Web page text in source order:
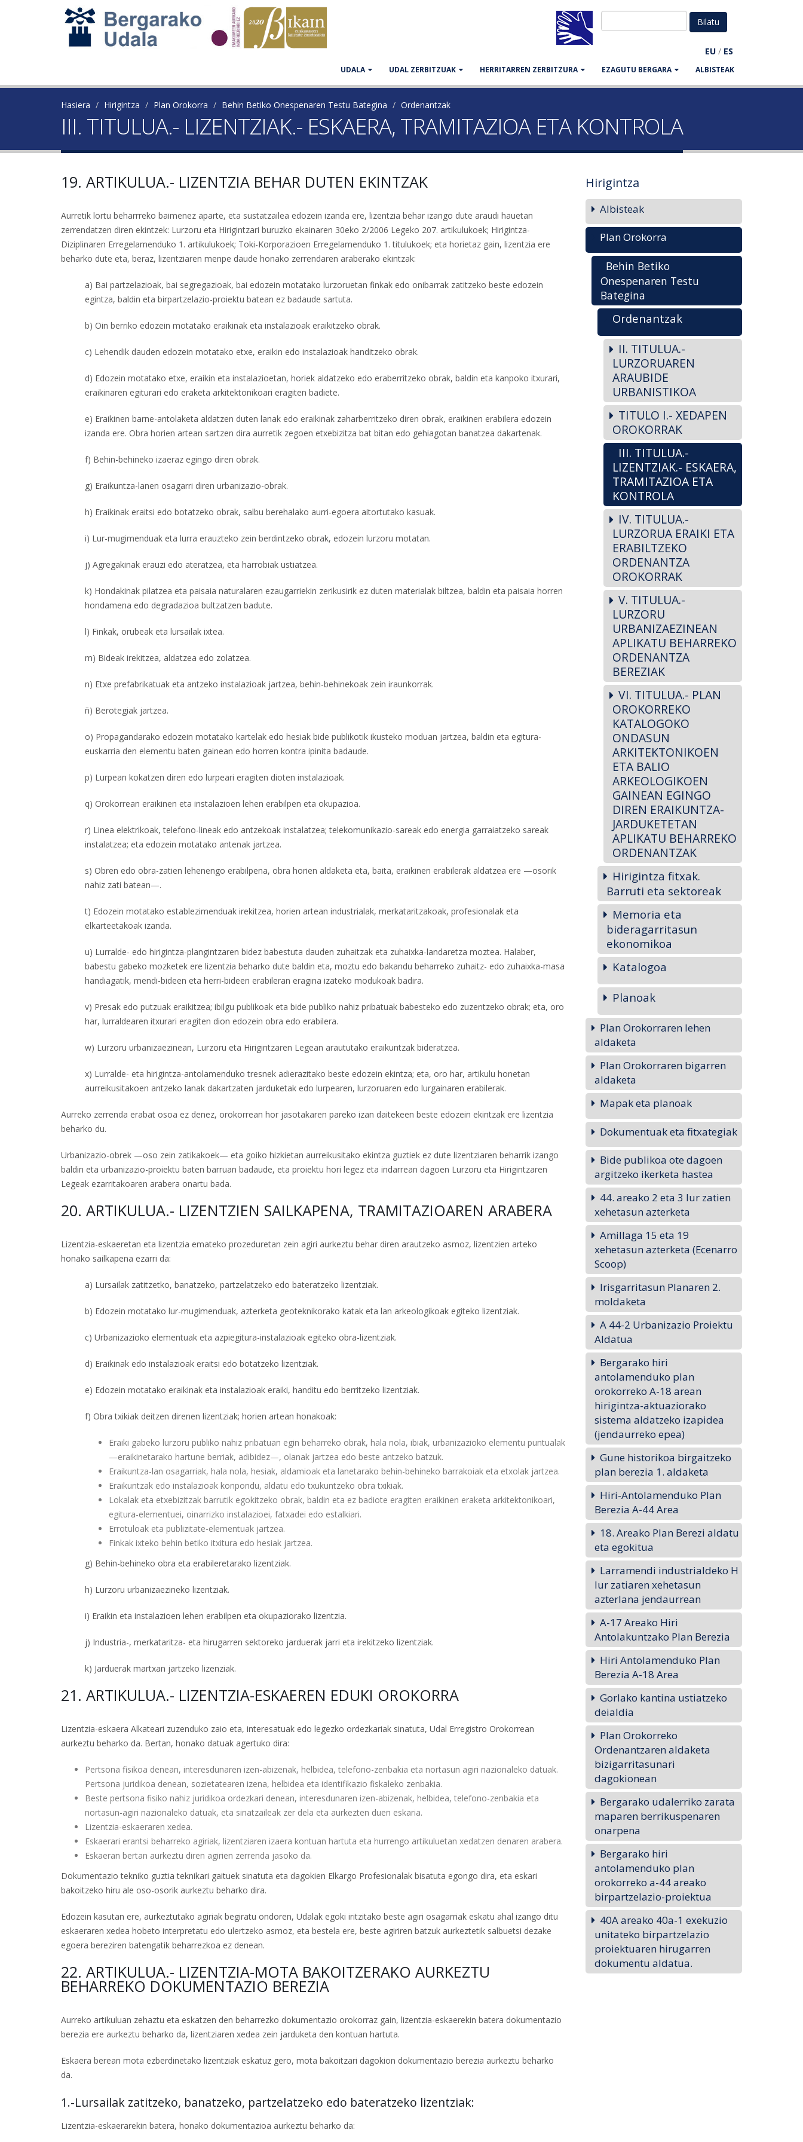
EU / ES
UDALA UDAL ZERBITZUAK HERRITARREN ZERBITZURA EZAGUTU BERGARA ALBISTEAK
Hasiera Hirigintza Plan Orokorra Behin Betiko Onespenaren Testu Bategina Ordenantzak
III. TITULUA.- LIZENTZIAK.- ESKAERA, TRAMITAZIOA ETA KONTROLA
19. ARTIKULUA.- LIZENTZIA BEHAR DUTEN EKINTZAK
Aurretik lortu beharrreko baimenez aparte, eta sustatzailea edozein izanda ere, lizentzia behar izango dute araudi hauetan
zerrendatzen diren ekintzek: Lurzoru eta Hirigintzari buruzko ekainaren 30eko 2/2006 Legeko 207. artikulukoek; Hirigintza-
Diziplinaren Erregelamenduko 1. artikulukoek; Toki-Korporazioen Erregelamenduko 1. titulukoek; eta horietaz gain, lizentzia ere
beharko dute eta, beraz, lizentziaren menpe daude honako zerrendaren araberako ekintzak:
a) Bai partzelazioak, bai segregazioak, bai edozein motatako lurzoruetan finkak edo onibarrak zatitzeko beste edozein
egintza, baldin eta birpartzelazio-proiektu batean ez badaude sartuta.
b) Oin berriko edozein motatako eraikinak eta instalazioak eraikitzeko obrak.
c) Lehendik dauden edozein motatako etxe, eraikin edo instalazioak handitzeko obrak.
d) Edozein motatako etxe, eraikin eta instalazioetan, horiek aldatzeko edo eraberritzeko obrak, baldin eta kanpoko itxurari,
eraikinaren egiturari edo eraketa arkitektonikoari eragiten badiete.
e) Eraikinen barne-antolaketa aldatzen duten lanak edo eraikinak zaharberritzeko diren obrak, eraikinen erabilera edozein
izanda ere. Obra horien artean sartzen dira aurretik zegoen etxebizitza bat bitan edo gehiagotan banatzea dakartenak.
f) Behin-behineko izaeraz egingo diren obrak.
g) Eraikuntza-lanen osagarri diren urbanizazio-obrak.
h) Eraikinak eraitsi edo botatzeko obrak, salbu berehalako aurri-egoera aitortutako kasuak.
i) Lur-mugimenduak eta lurra erauzteko zein berdintzeko obrak, edozein lurzoru motatan.
j) Agregakinak erauzi edo ateratzea, eta harrobiak ustiatzea.
k) Hondakinak pilatzea eta paisaia naturalaren ezaugarriekin zerikusirik ez duten materialak biltzea, baldin eta paisaia horren
hondamena edo degradazioa bultzatzen badute.
l) Finkak, orubeak eta lursailak ixtea.
m) Bideak irekitzea, aldatzea edo zolatzea.
n) Etxe prefabrikatuak eta antzeko instalazioak jartzea, behin-behinekoak zein iraunkorrak.
ñ) Berotegiak jartzea.
o) Propagandarako edozein motatako kartelak edo hesiak bide publikotik ikusteko moduan jartzea, baldin eta egitura-
euskarria den elementu baten gainean edo horren kontra ipinita badaude.
p) Lurpean kokatzen diren edo lurpeari eragiten dioten instalazioak.
q) Orokorrean eraikinen eta instalazioen lehen erabilpen eta okupazioa.
r) Linea elektrikoak, telefono-lineak edo antzekoak instalatzea; telekomunikazio-sareak edo energia garraiatzeko sareak
instalatzea; eta edozein motatako antenak jartzea.
s) Obren edo obra-zatien lehenengo erabilpena, obra horien aldaketa eta, baita, eraikinen erabilerak aldatzea ere —osorik
nahiz zati batean—.
t) Edozein motatako establezimenduak irekitzea, horien artean industrialak, merkataritzakoak, profesionalak eta
elkarteetakoak izanda.
u) Lurralde- edo hirigintza-plangintzaren bidez babestuta dauden zuhaitzak eta zuhaixka-landaretza moztea. Halaber,
babestu gabeko mozketek ere lizentzia beharko dute baldin eta, moztu edo bakandu beharreko zuhaitz- edo zuhaixka-masa
handiagatik, mendi-bideen eta herri-bideen erabileran eragina izateko modukoak badira.
v) Presak edo putzuak eraikitzea; ibilgu publikoak eta bide publiko nahiz pribatuak babesteko edo zuzentzeko obrak; eta, oro
har, lurraldearen itxurari eragiten dion edozein obra edo erabilera.
w) Lurzoru urbanizaezinean, Lurzoru eta Hirigintzaren Legean araututako eraikuntzak bideratzea.
x) Lurralde- eta hirigintza-antolamenduko tresnek adierazitako beste edozein ekintza; eta, oro har, artikulu honetan
aurreikusitakoen antzeko lanak dakartzaten jarduketak edo lurpearen, lurzoruaren edo lurgainaren erabilerak.
Aurreko zerrenda erabat osoa ez denez, orokorrean hor jasotakaren pareko izan daitekeen beste edozein ekintzak ere lizentzia
beharko du.
Urbanizazio-obrek —oso zein zatikakoek— eta goiko hizkietan aurreikusitako ekintza guztiek ez dute lizentziaren beharrik izango
baldin eta urbanizazio-proiektu baten barruan badaude, eta proiektu hori legez eta indarrean dagoen Lurzoru eta Hirigintzaren
Legeak ezarritakoaren arabera onartu bada.
20. ARTIKULUA.- LIZENTZIEN SAILKAPENA, TRAMITAZIOAREN ARABERA
Lizentzia-eskaeretan eta lizentzia emateko prozeduretan zein agiri aurkeztu behar diren arautzeko asmoz, lizentzien arteko
honako sailkapena ezarri da:
a) Lursailak zatitzetko, banatzeko, partzelatzeko edo bateratzeko lizentziak.
b) Edozein motatako lur-mugimenduak, azterketa geoteknikorako katak eta lan arkeologikoak egiteko lizentziak.
c) Urbanizazioko elementuak eta azpiegitura-instalazioak egiteko obra-lizentziak.
d) Eraikinak edo instalazioak eraitsi edo botatzeko lizentziak.
e) Edozein motatako eraikinak eta instalazioak eraiki, handitu edo berritzeko lizentziak.
f) Obra txikiak deitzen direnen lizentziak; horien artean honakoak:
Eraiki gabeko lurzoru publiko nahiz pribatuan egin beharreko obrak, hala nola, ibiak, urbanizazioko elementu puntualak
—eraikinetarako hartune berriak, adibidez—, olanak jartzea edo beste antzeko batzuk.
Eraikuntza-lan osagarriak, hala nola, hesiak, aldamioak eta lanetarako behin-behineko barrakoiak eta etxolak jartzea.
Eraikuntzak edo instalazioak konpondu, aldatu edo txukuntzeko obra txikiak.
Lokalak eta etxebizitzak barrutik egokitzeko obrak, baldin eta ez badiote eragiten eraikinen eraketa arkitektonikoari,
egitura-elementuei, oinarrizko instalazioei, fatxadei edo estalkiari.
Errotuloak eta publizitate-elementuak jartzea.
Finkak ixteko behin betiko itxitura edo hesiak jartzea.
g) Behin-behineko obra eta erabileretarako lizentziak.
h) Lurzoru urbanizaezineko lizentziak.
i) Eraikin eta instalazioen lehen erabilpen eta okupaziorako lizentzia.
j) Industria-, merkataritza- eta hirugarren sektoreko jarduerak jarri eta irekitzeko lizentziak.
k) Jarduerak martxan jartzeko lizenziak.
21. ARTIKULUA.- LIZENTZIA-ESKAEREN EDUKI OROKORRA
Lizentzia-eskaera Alkateari zuzenduko zaio eta, interesatuak edo legezko ordezkariak sinatuta, Udal Erregistro Orokorrean
aurkeztu beharko da. Bertan, honako datuak agertuko dira:
Pertsona fisikoa denean, interesdunaren izen-abizenak, helbidea, telefono-zenbakia eta nortasun agiri nazionaleko datuak.
Pertsona juridikoa denean, sozietatearen izena, helbidea eta identifikazio fiskaleko zenbakia.
Beste pertsona fisiko nahiz juridikoa ordezkari denean, interesdunaren izen-abizenak, helbidea, telefono-zenbakia eta
nortasun-agiri nazionaleko datuak, eta sinatzaileak zer dela eta aurkezten duen eskaria.
Lizentzia-eskaeraren xedea.
Eskaerari erantsi beharreko agiriak, lizentziaren izaera kontuan hartuta eta hurrengo artikuluetan xedatzen denaren arabera.
Eskaeran bertan aurkeztu diren agirien zerrenda jasoko da.
Dokumentazio tekniko guztia teknikari gaituek sinatuta eta dagokien Elkargo Profesionalak bisatuta egongo dira, eta eskari
bakoitzeko hiru ale oso-osorik aurkeztu beharko dira.
Edozein kasutan ere, aurkeztutako agiriak begiratu ondoren, Udalak egoki iritzitako beste agiri osagarriak eskatu ahal izango ditu
eskaeraren xedea hobeto interpretatu edo ulertzeko asmoz, eta bestela ere, beste agiriren batzuk aurkeztetik salbuetsi dezake
egoera bereziren batengatik beharrezkoa ez denean.
22. ARTIKULUA.- LIZENTZIA-MOTA BAKOITZERAKO AURKEZTU
BEHARREKO DOKUMENTAZIO BEREZIA
Aurreko artikuluan zehaztu eta eskatzen den beharrezko dokumentazio orokorraz gain, lizentzia-eskaerekin batera dokumentazio
berezia ere aurkeztu beharko da, lizentziaren xedea zein jarduketa den kontuan hartuta.
Eskaera berean mota ezberdinetako lizentziak eskatuz gero, mota bakoitzari dagokion dokumentazio berezia aurkeztu beharko
da.
1.-Lursailak zatitzeko, banatzeko, partzelatzeko edo bateratzeko lizentziak:
Lizentzia-eskaerarekin batera, honako dokumentazioa aurkeztu beharko da:
Hirigintza
Albisteak
Plan Orokorra
Behin Betiko
Onespenaren Testu
Bategina
Ordenantzak
II. TITULUA.-
LURZORUAREN
ARAUBIDE
URBANISTIKOA
TITULO I.- XEDAPEN
OROKORRAK
III. TITULUA.-
LIZENTZIAK.- ESKAERA,
TRAMITAZIOA ETA
KONTROLA
IV. TITULUA.-
LURZORUA ERAIKI ETA
ERABILTZEKO
ORDENANTZA
OROKORRAK
V. TITULUA.-
LURZORU
URBANIZAEZINEAN
APLIKATU BEHARREKO
ORDENANTZA
BEREZIAK
VI. TITULUA.- PLAN
OROKORREKO
KATALOGOKO
ONDASUN
ARKITEKTONIKOEN
ETA BALIO
ARKEOLOGIKOEN
GAINEAN EGINGO
DIREN ERAIKUNTZA-
JARDUKETETAN
APLIKATU BEHARREKO
ORDENANTZAK
Hirigintza fitxak.
Barruti eta sektoreak
Memoria eta
bideragarritasun
ekonomikoa
Katalogoa
Planoak
Plan Orokorraren lehen
aldaketa
Plan Orokorraren bigarren
aldaketa
Mapak eta planoak
Dokumentuak eta fitxategiak
Bide publikoa ote dagoen
argitzeko ikerketa hastea
44. areako 2 eta 3 lur zatien
xehetasun azterketa
Amillaga 15 eta 19
xehetasun azterketa (Ecenarro
Scoop)
Irisgarritasun Planaren 2.
moldaketa
A 44-2 Urbanizazio Proiektu
Aldatua
Bergarako hiri
antolamenduko plan
orokorreko A-18 arean
hirigintza-aktuaziorako
sistema aldatzeko izapidea
(jendaurreko epea)
Gune historikoa birgaitzeko
plan berezia 1. aldaketa
Hiri-Antolamenduko Plan
Berezia A-44 Area
18. Areako Plan Berezi aldatu
eta egokitua
Larramendi industrialdeko H
lur zatiaren xehetasun
azterlana jendaurrean
A-17 Areako Hiri
Antolakuntzako Plan Berezia
Hiri Antolamenduko Plan
Berezia A-18 Area
Gorlako kantina ustiatzeko
deialdia
Plan Orokorreko
Ordenantzaren aldaketa
bizigarritasunari
dagokionean
Bergarako udalerriko zarata
maparen berrikuspenaren
onarpena
Bergarako hiri
antolamenduko plan
orokorreko a-44 areako
birpartzelazio-proiektua
40A areako 40a-1 exekuzio
unitateko birpartzelazio
proiektuaren hirugarren
dokumentu aldatua.